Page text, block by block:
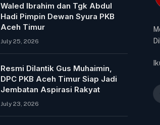
Waled Ibrahim dan Tgk Abdul
Hadi Pimpin Dewan Syura PKB
Aceh Timur
July 25, 2026
Resmi Dilantik Gus Muhaimin,
DPC PKB Aceh Timur Siap Jadi
Jembatan Aspirasi Rakyat
July 23, 2026